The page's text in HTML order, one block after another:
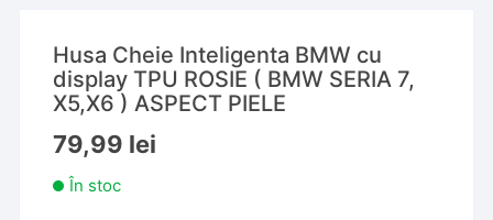
Husa Cheie Inteligenta BMW cu
display TPU ROSIE ( BMW SERIA 7,
X5,X6 ) ASPECT PIELE
79,99 lei
În stoc